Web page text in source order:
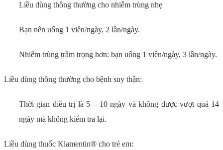
Liều dùng thông thường cho nhiễm trùng nhẹ
Bạn nên uống 1 viên/ngày, 2 lần/ngày.
Nhiễm trùng trầm trọng hơn: bạn uống 1 viên/ngày, 3 lần/ngày.
Liều dùng thông thường cho bệnh suy thận:
Thời gian điều trị là 5 – 10 ngày và không được vượt quá 14
ngày mà không kiểm tra lại.
Liều dùng thuốc Klamentin® cho trẻ em: